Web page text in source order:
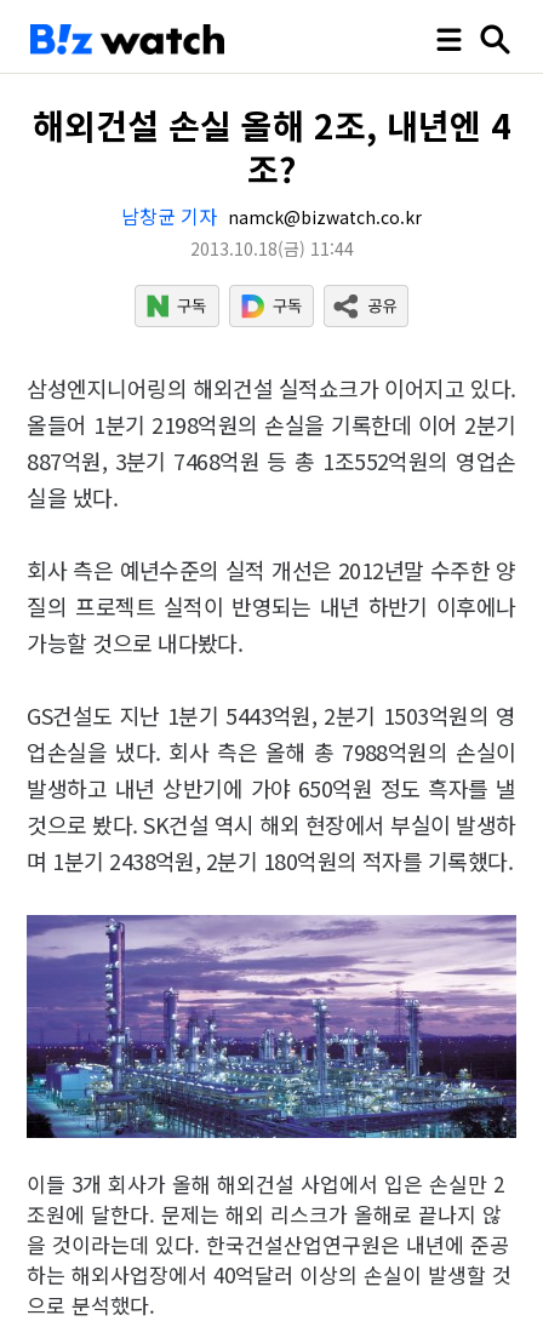
해외건설 손실 올해 2조, 내년엔 4
조?
남창균 기자 namck@bizwatch.co.kr
2013.10.18(금) 11:44
삼성엔지니어링의 해외건설 실적쇼크가 이어지고 있다.
올들어 1분기 2198억원의 손실을 기록한데 이어 2분기
887억원, 3분기 7468억원 등 총 1조552억원의 영업손
실을 냈다.
회사 측은 예년수준의 실적 개선은 2012년말 수주한 양
질의 프로젝트 실적이 반영되는 내년 하반기 이후에나
가능할 것으로 내다봤다.
GS건설도 지난 1분기 5443억원, 2분기 1503억원의 영
업손실을 냈다. 회사 측은 올해 총 7988억원의 손실이
발생하고 내년 상반기에 가야 650억원 정도 흑자를 낼
것으로 봤다. SK건설 역시 해외 현장에서 부실이 발생하
며 1분기 2438억원, 2분기 180억원의 적자를 기록했다.
이들 3개 회사가 올해 해외건설 사업에서 입은 손실만 2
조원에 달한다. 문제는 해외 리스크가 올해로 끝나지 않
을 것이라는데 있다. 한국건설산업연구원은 내년에 준공
하는 해외사업장에서 40억달러 이상의 손실이 발생할 것
으로 분석했다.